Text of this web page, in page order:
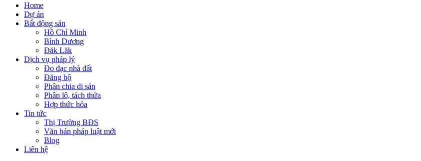
Home
Dự án
Bất động sản
Hồ Chí Minh
Bình Dương
Đăk Lăk
Dịch vụ pháp lý
Đo đạc nhà đất
Đăng bộ
Phân chia di sản
Phân lô, tách thửa
Hợp thức hóa
Tin tức
Thị Trường BĐS
Văn bản pháp luật mới
Blog
Liên hệ